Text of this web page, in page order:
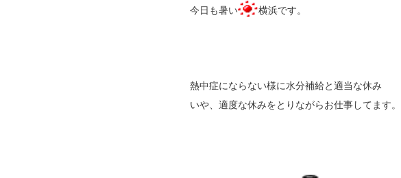
今日も暑い 横浜です。
熱中症にならない様に水分補給と適当な休み
いや、適度な休みをとりながらお仕事してます。